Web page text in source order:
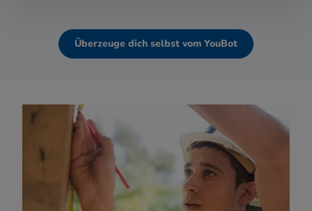
Überzeuge dich selbst vom YouBot